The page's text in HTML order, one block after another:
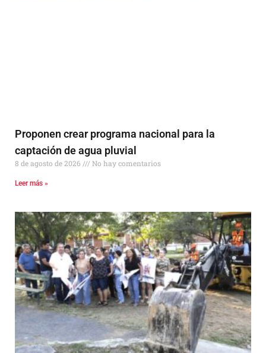
Proponen crear programa nacional para la
captación de agua pluvial
8 de agosto de 2026 No hay comentarios
Leer más »